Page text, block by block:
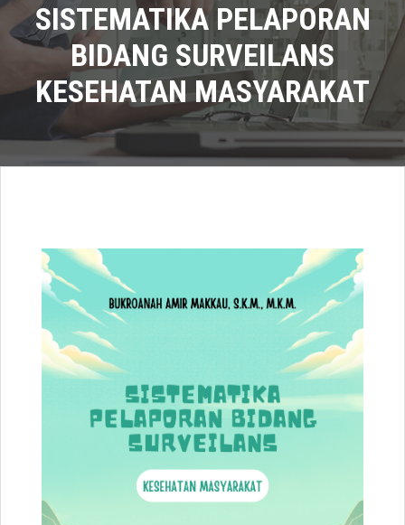
SISTEMATIKA PELAPORAN
BIDANG SURVEILANS
KESEHATAN MASYARAKAT